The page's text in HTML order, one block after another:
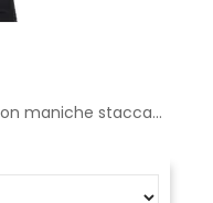
Giacca Venere3 grigia Logica con maniche staccabili